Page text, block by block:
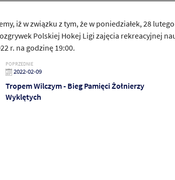
iż w związku z tym, że w poniedziałek,28 lutego
Polskiej Hokej Ligi zajęcia rekreacyjnej
r. na godzinę 19:00.
POPRZEDNIE
2022-02-09
Tropem Wilczym - Bieg Pamięci Żołnierzy
Wyklętych